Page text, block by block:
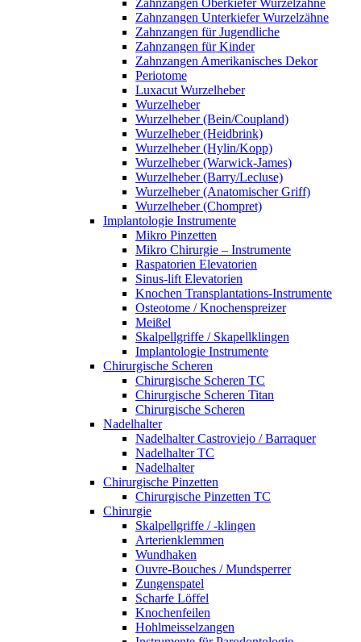
Zahnzangen Oberkiefer Wurzelzähne
Zahnzangen Unterkiefer Wurzelzähne
Zahnzangen für Jugendliche
Zahnzangen für Kinder
Zahnzangen Amerikanisches Dekor
Periotome
Luxacut Wurzelheber
Wurzelheber
Wurzelheber (Bein/Coupland)
Wurzelheber (Heidbrink)
Wurzelheber (Hylin/Kopp)
Wurzelheber (Warwick-James)
Wurzelheber (Barry/Lecluse)
Wurzelheber (Anatomischer Griff)
Wurzelheber (Chompret)
Implantologie Instrumente
Mikro Pinzetten
Mikro Chirurgie – Instrumente
Raspatorien Elevatorien
Sinus-lift Elevatorien
Knochen Transplantations-Instrumente
Osteotome / Knochenspreizer
Meißel
Skalpellgriffe / Skapellklingen
Implantologie Instrumente
Chirurgische Scheren
Chirurgische Scheren TC
Chirurgische Scheren Titan
Chirurgische Scheren
Nadelhalter
Nadelhalter Castroviejo / Barraquer
Nadelhalter TC
Nadelhalter
Chirurgische Pinzetten
Chirurgische Pinzetten TC
Chirurgie
Skalpellgriffe / -klingen
Arterienklemmen
Wundhaken
Ouvre-Bouches / Mundsperrer
Zungenspatel
Scharfe Löffel
Knochenfeilen
Hohlmeisselzangen